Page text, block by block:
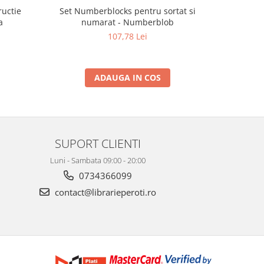
Set Numberblocks pentru sortat si
numarat - Numberblob
107,78 Lei
ADAUGA IN COS
SUPORT CLIENTI
Luni - Sambata 09:00 - 20:00
0734366099
contact@librarieperoti.ro